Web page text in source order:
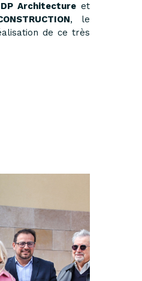
Architectureet
, le
de ce très